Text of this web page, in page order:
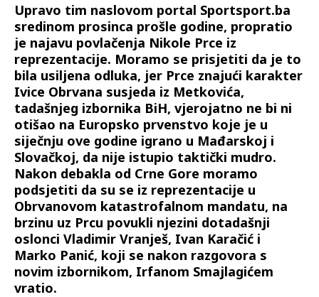
Upravo tim naslovom portal Sportsport.ba
sredinom prosinca prošle godine, propratio
je najavu povlačenja Nikole Prce iz
reprezentacije. Moramo se prisjetiti da je to
bila usiljena odluka, jer Prce znajući karakter
Ivice Obrvana susjeda iz Metkovića,
tadašnjeg izbornika BiH, vjerojatno ne bi ni
otišao na Europsko prvenstvo koje je u
siječnju ove godine igrano u Mađarskoj i
Slovačkoj, da nije istupio taktički mudro.
Nakon debakla od Crne Gore moramo
podsjetiti da su se iz reprezentacije u
Obrvanovom katastrofalnom mandatu, na
brzinu uz Prcu povukli njezini dotadašnji
oslonci Vladimir Vranješ, Ivan Karačić i
Marko Panić, koji se nakon razgovora s
novim izbornikom, Irfanom Smajlagićem
vratio.